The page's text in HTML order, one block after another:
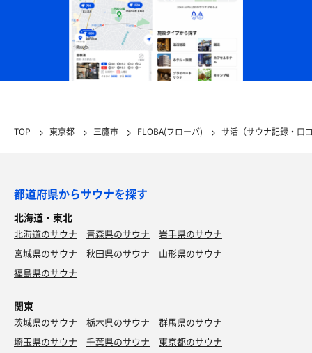
TOP 東京都 三鷹市 FLOBA(フローバ) サ活（サウナ記録・口
都道府県からサウナを探す
北海道・東北
北海道のサウナ 青森県のサウナ
岩手県のサウナ
宮城県のサウナ
秋田県のサウナ
山形県のサウナ
福島県のサウナ
関東
茨城県のサウナ 栃木県のサウナ
群馬県のサウナ
埼玉県のサウナ
千葉県のサウナ
東京都のサウナ